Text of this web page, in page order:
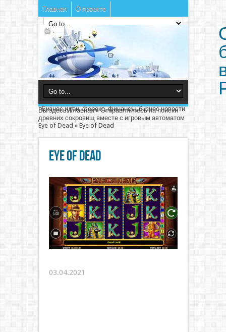
Главная О проекте
Бизнес идеи, форекс, финансы, бизнес новости
Вы здесь:Главная»Отправляйтесь на поиски
древних сокровищ вместе с игровым автоматом
Eye of Dead » Eye of Dead
Eye of Dead
03.04.2021